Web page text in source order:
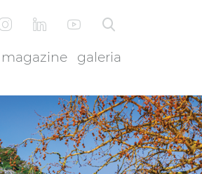
magazine galeria